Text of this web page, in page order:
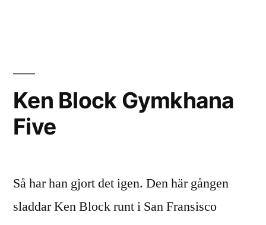
Ken Block Gymkhana
Five
Så har han gjort det igen. Den här gången
sladdar Ken Block runt i San Fransisco